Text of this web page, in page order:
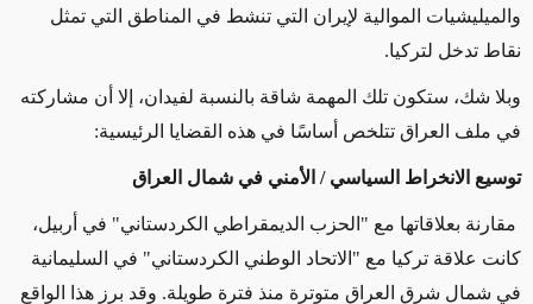
والميليشيات الموالية لإيران التي تنشط في المناطق التي تمثل
نقاط تدخل لتركيا.
وبلا شك، ستكون تلك المهمة شاقة بالنسبة لفيدان، إلا أن مشاركته
في ملف العراق تتلخص أساسًا في هذه القضايا الرئيسية:
توسيع الانخراط السياسي / الأمني في شمال العراق
مقارنة بعلاقاتها مع "الحزب الديمقراطي الكردستاني" في أربيل،
كانت علاقة تركيا مع "الاتحاد الوطني الكردستاني" في السليمانية
في شمال شرق العراق متوترة منذ فترة طويلة. وقد برز هذا الواقع